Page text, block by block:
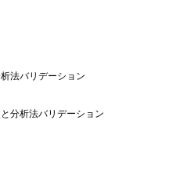
法バリデーション
分析法バリデーション